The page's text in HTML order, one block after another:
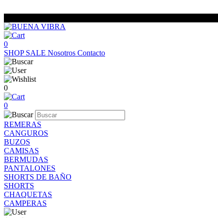
0
SHOP SALE Nosotros Contacto
0
0
REMERAS
CANGUROS
BUZOS
CAMISAS
BERMUDAS
PANTALONES
SHORTS DE BAÑO
SHORTS
CHAQUETAS
CAMPERAS